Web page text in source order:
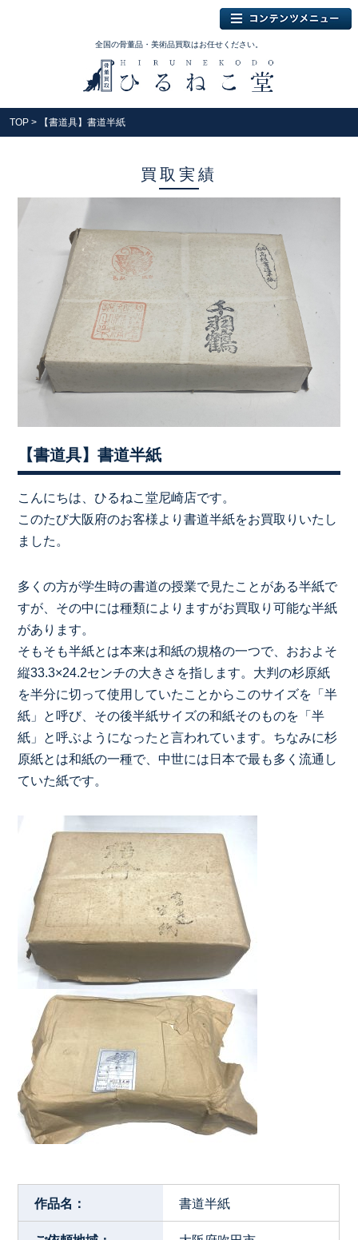
全国の骨董品・美術品買取はお任せください。
TOP > 【書道具】書道半紙
買取実績
【書道具】書道半紙
こんにちは、ひるねこ堂尼崎店です。
このたび大阪府のお客様より書道半紙をお買取りいたし
ました。
多くの方が学生時の書道の授業で見たことがある半紙で
すが、その中には種類によりますがお買取り可能な半紙
があります。
そもそも半紙とは本来は和紙の規格の一つで、おおよそ
縦33.3×24.2センチの大きさを指します。大判の杉原紙
を半分に切って使用していたことからこのサイズを「半
紙」と呼び、その後半紙サイズの和紙そのものを「半
紙」と呼ぶようになったと言われています。ちなみに杉
原紙とは和紙の一種で、中世には日本で最も多く流通し
ていた紙です。
作品名： 書道半紙